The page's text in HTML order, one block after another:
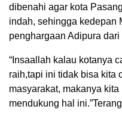
dibenahi agar kota
indah, sehingga kedepan
penghargaan Adipura
“Insaallah kalau kotanya
raih,tapi ini tidak bisa kita
masyarakat, makanya
mendukung hal